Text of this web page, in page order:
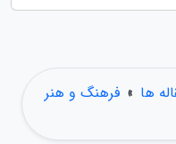
ها » فرهنگ و هنر